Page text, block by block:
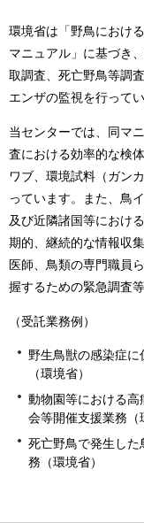
環境省は「野鳥におけ
マニュアル」に基づき
取調査、死亡野鳥等調
エンザの監視を行ってい
当センターでは、同マ
査における効率的な検
ワブ、環境試料（ガン
っています。また、鳥
及び近隣諸国等におけ
期的、継続的な情報収
医師、鳥類の専門職員
握するための緊急調査
（受託業務例）
野生鳥獣の感染症
（環境省）
動物園等における
会等開催支援業務（
死亡野鳥で発生し
務（環境省）